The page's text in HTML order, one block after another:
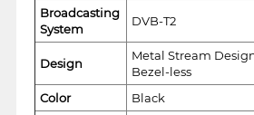
Broadcasting
System
DVB-T2
Design
Metal Stream
Bezel-less
Color
Black